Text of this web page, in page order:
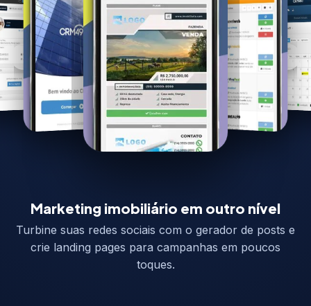
‹ ›
Integração com portais
Envie seus imóveis para dezenas de portais nacionais
e internacionais direto pelo celular.